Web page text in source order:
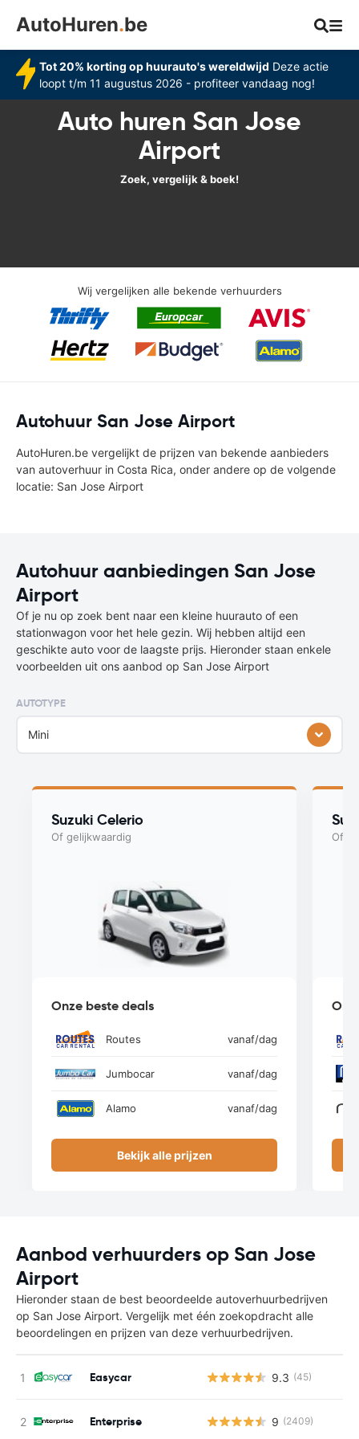
AutoHuren.be
Tot 20% korting op huurauto's wereldwijd Deze actie
loopt t/m 11 augustus 2026 - profiteer vandaag nog!
Auto huren San Jose
Airport
Zoek, vergelijk & boek!
Wij vergelijken alle bekende verhuurders
Autohuur San Jose Airport
AutoHuren.be vergelijkt de prijzen van bekende aanbieders
van autoverhuur in Costa Rica, onder andere op de volgende
locatie: San Jose Airport
Autohuur aanbiedingen San Jose
Airport
Of je nu op zoek bent naar een kleine huurauto of een
stationwagon voor het hele gezin. Wij hebben altijd een
geschikte auto voor de laagste prijs. Hieronder staan enkele
voorbeelden uit ons aanbod op San Jose Airport
AUTOTYPE
Mini
Suzuki Celerio
Of gelijkwaardig
Onze beste deals
Routes vanaf/dag
Jumbocar vanaf/dag
Alamo vanaf/dag
Bekijk alle prijzen
Of
Aanbod verhuurders op San Jose
Airport
Hieronder staan de best beoordeelde autoverhuurbedrijven
op San Jose Airport. Vergelijk met één zoekopdracht alle
beoordelingen en prijzen van deze verhuurbedrijven.
Easycar 9.3 (45)
Enterprise 9 (2409)